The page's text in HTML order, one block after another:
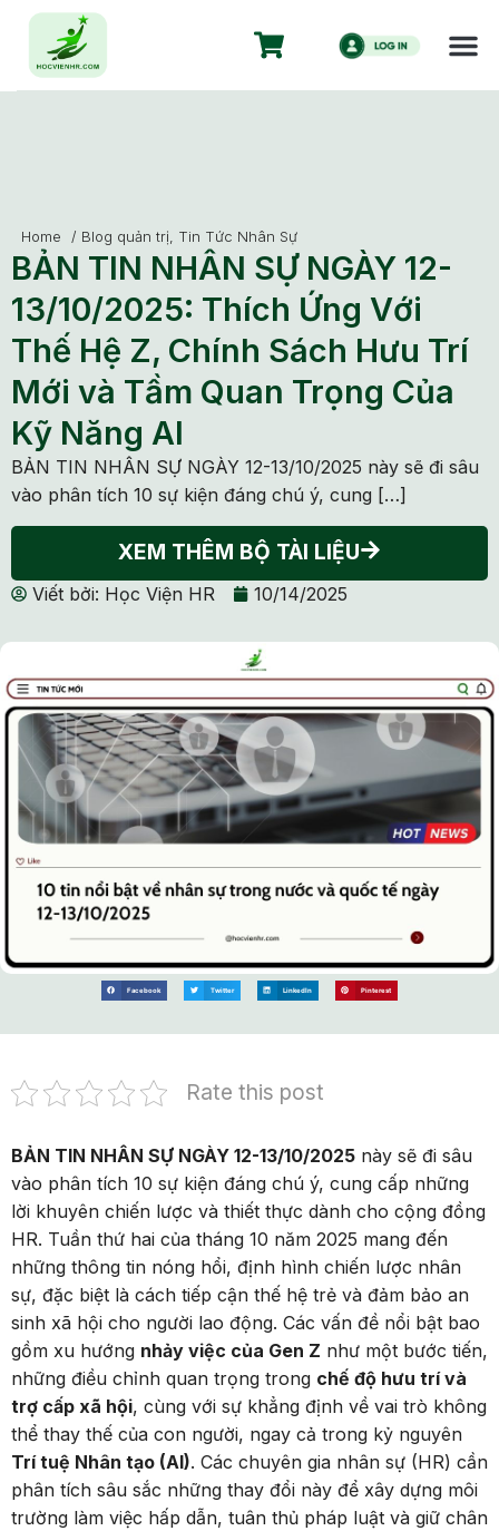
Home / Blog quản trị, Tin Tức Nhân Sự
BẢN TIN NHÂN SỰ NGÀY 12-
13/10/2025: Thích Ứng Với
Thế Hệ Z, Chính Sách Hưu Trí
Mới và Tầm Quan Trọng Của
Kỹ Năng AI
BẢN TIN NHÂN SỰ NGÀY 12-13/10/2025 này sẽ đi sâu
vào phân tích 10 sự kiện đáng chú ý, cung […]
XEM THÊM BỘ TÀI LIỆU
Viết bởi: Học Viện HR 10/14/2025
Facebook Twitter LinkedIn Pinterest
Rate this post
BẢN TIN NHÂN SỰ NGÀY 12-13/10/2025 này sẽ đi sâu
vào phân tích 10 sự kiện đáng chú ý, cung cấp những
lời khuyên chiến lược và thiết thực dành cho cộng đồng
HR. Tuần thứ hai của tháng 10 năm 2025 mang đến
những thông tin nóng hổi, định hình chiến lược nhân
sự, đặc biệt là cách tiếp cận thế hệ trẻ và đảm bảo an
sinh xã hội cho người lao động. Các vấn đề nổi bật bao
gồm xu hướng nhảy việc của Gen Z như một bước tiến,
những điều chỉnh quan trọng trong chế độ hưu trí và
trợ cấp xã hội, cùng với sự khẳng định về vai trò không
thể thay thế của con người, ngay cả trong kỷ nguyên
Trí tuệ Nhân tạo (AI). Các chuyên gia nhân sự (HR) cần
phân tích sâu sắc những thay đổi này để xây dựng môi
trường làm việc hấp dẫn, tuân thủ pháp luật và giữ chân